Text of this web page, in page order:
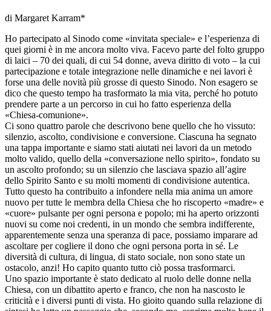
di Margaret Karram*
Ho partecipato al Sinodo come «invitata speciale» e l’esperienza di
quei giorni è in me ancora molto viva. Facevo parte del folto gruppo
di laici – 70 dei quali, di cui 54 donne, aveva diritto di voto – la cui
partecipazione e totale integrazione nelle dinamiche e nei lavori è
forse una delle novità più grosse di questo Sinodo. Non esagero se
dico che questo tempo ha trasformato la mia vita, perché ho potuto
prendere parte a un percorso in cui ho fatto esperienza della
«Chiesa-comunione».
Ci sono quattro parole che descrivono bene quello che ho vissuto:
silenzio, ascolto, condivisione e conversione. Ciascuna ha segnato
una tappa importante e siamo stati aiutati nei lavori da un metodo
molto valido, quello della «conversazione nello spirito», fondato su
un ascolto profondo; su un silenzio che lasciava spazio all’agire
dello Spirito Santo e su molti momenti di condivisione autentica.
Tutto questo ha contribuito a infondere nella mia anima un amore
nuovo per tutte le membra della Chiesa che ho riscoperto «madre» e
«cuore» pulsante per ogni persona e popolo; mi ha aperto orizzonti
nuovi su come noi credenti, in un mondo che sembra indifferente,
apparentemente senza una speranza di pace, possiamo imparare ad
ascoltare per cogliere il dono che ogni persona porta in sé. Le
diversità di cultura, di lingua, di stato sociale, non sono state un
ostacolo, anzi! Ho capito quanto tutto ciò possa trasformarci.
Uno spazio importante è stato dedicato al ruolo delle donne nella
Chiesa, con un dibattito aperto e franco, che non ha nascosto le
criticità e i diversi punti di vista. Ho gioito quando sulla relazione di